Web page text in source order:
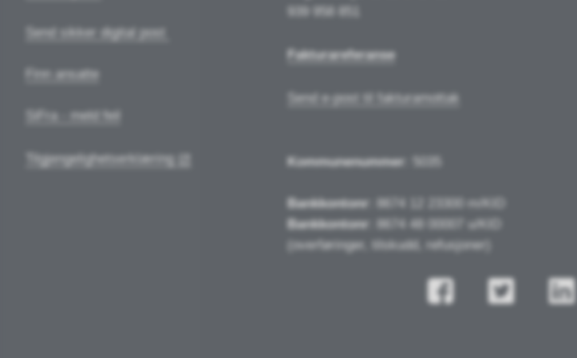
Send sikker digital post
Finn ansatte
SiFra - meld feil
Tilgjengelighetserklæring
Fakturareferanse
Send e-post til fakturamottak
Kommunenummer
Bankkontonr
: 8674 12 23300 m/KID
Bankkontonr
: 8674 48 00007 u/KID
(overføringer, tilskudd, refusjoner)